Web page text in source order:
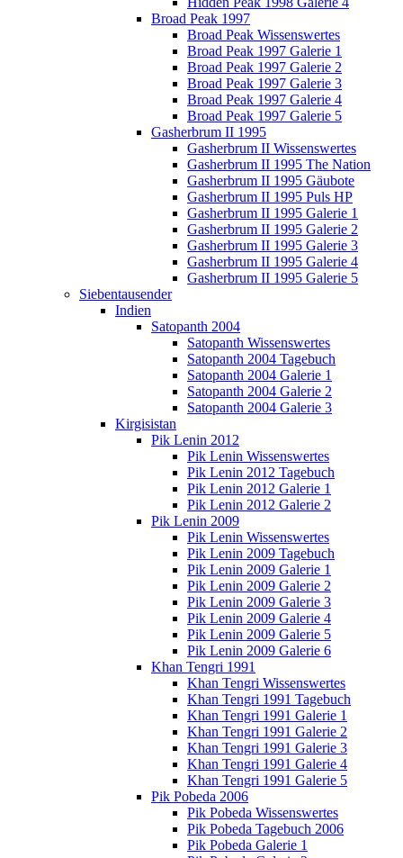
Broad Peak 1997
Broad Peak Wissenswertes
Broad Peak 1997 Galerie 1
Broad Peak 1997 Galerie 2
Broad Peak 1997 Galerie 3
Broad Peak 1997 Galerie 4
Broad Peak 1997 Galerie 5
Gasherbrum II 1995
Gasherbrum II Wissenswertes
Gasherbrum II 1995 The Nation
Gasherbrum II 1995 Gäubote
Gasherbrum II 1995 Puls HP
Gasherbrum II 1995 Galerie 1
Gasherbrum II 1995 Galerie 2
Gasherbrum II 1995 Galerie 3
Gasherbrum II 1995 Galerie 4
Gasherbrum II 1995 Galerie 5
Siebentausender
Indien
Satopanth 2004
Satopanth Wissenswertes
Satopanth 2004 Tagebuch
Satopanth 2004 Galerie 1
Satopanth 2004 Galerie 2
Satopanth 2004 Galerie 3
Kirgisistan
Pik Lenin 2012
Pik Lenin Wissenswertes
Pik Lenin 2012 Tagebuch
Pik Lenin 2012 Galerie 1
Pik Lenin 2012 Galerie 2
Pik Lenin 2009
Pik Lenin Wissenswertes
Pik Lenin 2009 Tagebuch
Pik Lenin 2009 Galerie 1
Pik Lenin 2009 Galerie 2
Pik Lenin 2009 Galerie 3
Pik Lenin 2009 Galerie 4
Pik Lenin 2009 Galerie 5
Pik Lenin 2009 Galerie 6
Khan Tengri 1991
Khan Tengri Wissenswertes
Khan Tengri 1991 Tagebuch
Khan Tengri 1991 Galerie 1
Khan Tengri 1991 Galerie 2
Khan Tengri 1991 Galerie 3
Khan Tengri 1991 Galerie 4
Khan Tengri 1991 Galerie 5
Pik Pobeda 2006
Pik Pobeda Wissenswertes
Pik Pobeda Tagebuch 2006
Pik Pobeda Galerie 1